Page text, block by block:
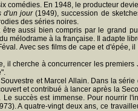
comédies. En 1948, le producteur
d'un jour(1949), succession de
des séries noires.
aussi bien compris par le grand
mélodrame à la française. Il adapte
Avec ses films de cape et d'épée,
il cherche à concurrencer les
et Marcel Allain. Dans la
et contribué à lancer après la
succès est immense. Pour nourrir
A quatre-vingt deux ans, ce